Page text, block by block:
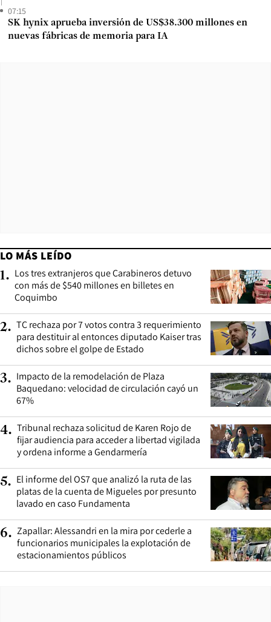
07:15
SK hynix aprueba inversión de US$38.300 millones en
nuevas fábricas de memoria para IA
LO MÁS LEÍDO
1. Los tres extranjeros que Carabineros detuvo
con más de $540 millones en billetes en
Coquimbo
2. TC rechaza por 7 votos contra 3 requerimiento
para destituir al entonces diputado Kaiser tras
dichos sobre el golpe de Estado
3. Impacto de la remodelación de Plaza
Baquedano: velocidad de circulación cayó un
67%
4. Tribunal rechaza solicitud de Karen Rojo de
fijar audiencia para acceder a libertad vigilada
y ordena informe a Gendarmería
5. El informe del OS7 que analizó la ruta de las
platas de la cuenta de Migueles por presunto
lavado en caso Fundamenta
6. Zapallar: Alessandri en la mira por cederle a
funcionarios municipales la explotación de
estacionamientos públicos